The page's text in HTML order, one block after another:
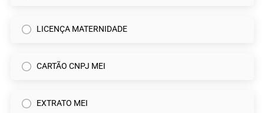
LICENÇA MATERNIDADE
CARTÃO CNPJ MEI
EXTRATO MEI